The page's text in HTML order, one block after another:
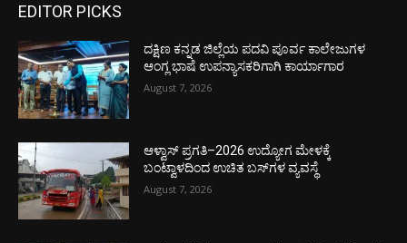
EDITOR PICKS
ದಕ್ಷಿಣ ಕನ್ನಡ ಜಿಲ್ಲೆಯ ಪದವಿ ಪೂರ್ವ ಕಾಲೇಜುಗಳ
ಆಂಗ್ಲ ಭಾಷೆ ಉಪನ್ಯಾಸಕರಿಗಾಗಿ ಕಾರ್ಯಾಗಾರ
August 7, 2026
ಆಳ್ವಾಸ್ ಪ್ರಗತಿ–2026 ಉದ್ಯೋಗ ಮೇಳಕ್ಕೆ
ಬಂಟ್ವಾಳದಿಂದ ಉಚಿತ ಬಸ್‌ಗಳ ವ್ಯವಸ್ಥೆ
August 7, 2026